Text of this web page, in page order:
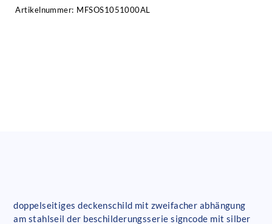
Artikelnummer: MFSOS1051000AL
doppelseitiges deckenschild mit zweifacher abhängung
am stahlseil der beschilderungsserie signcode mit silber